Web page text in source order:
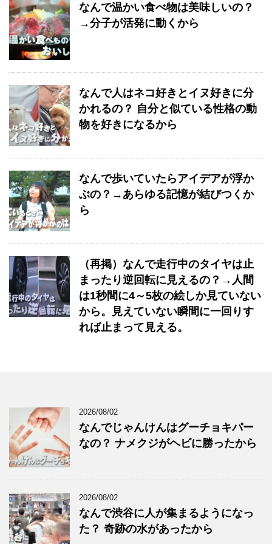
なんで温かい食べ物は美味しいの？
→分子が活発に動くから
なんで人はネコ好きとイヌ好きに分
かれるの？ 自分と似ている性格の動
物を好きになるから
なんで歩いていたらアイデアが浮か
ぶの？→あらゆる記憶が結びつくか
ら
（再掲）なんで走行中のタイヤは止
まったり逆回転に見えるの？→人間
は1秒間に4～5枚の絵しか見ていない
から。見えていない瞬間に一回りす
れば止まって見える。
2026/08/02
なんでじゃんけんはグーチョキパー
なの？ ナメクジがヘビに勝ったから
2026/08/02
なんで渋谷に人が集まるようになっ
た？ 奇跡の水があったから